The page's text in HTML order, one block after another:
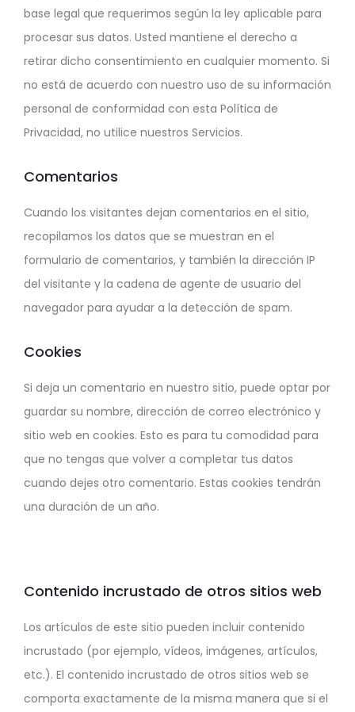
base legal que requerimos según la ley aplicable para
procesar sus datos. Usted mantiene el derecho a
retirar dicho consentimiento en cualquier momento. Si
no está de acuerdo con nuestro uso de su información
personal de conformidad con esta Política de
Privacidad, no utilice nuestros Servicios.
Comentarios
Cuando los visitantes dejan comentarios en el sitio,
recopilamos los datos que se muestran en el
formulario de comentarios, y también la dirección IP
del visitante y la cadena de agente de usuario del
navegador para ayudar a la detección de spam.
Cookies
Si deja un comentario en nuestro sitio, puede optar por
guardar su nombre, dirección de correo electrónico y
sitio web en cookies. Esto es para tu comodidad para
que no tengas que volver a completar tus datos
cuando dejes otro comentario. Estas cookies tendrán
una duración de un año.
Contenido incrustado de otros sitios web
Los artículos de este sitio pueden incluir contenido
incrustado (por ejemplo, vídeos, imágenes, artículos,
etc.). El contenido incrustado de otros sitios web se
comporta exactamente de la misma manera que si el